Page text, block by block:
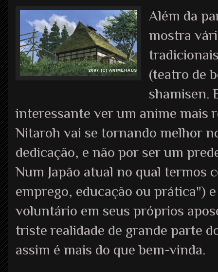
Além da
mostra
(teatro de
shamisen.
interessante ver um anime mais
Nitaroh vai se tornando melhor
dedicação, e não por ser um
Num Japão atual no qual termos
emprego, educação ou prática")
voluntário em seus próprios
triste realidade de grande parte
assim é mais do que bem-vinda.